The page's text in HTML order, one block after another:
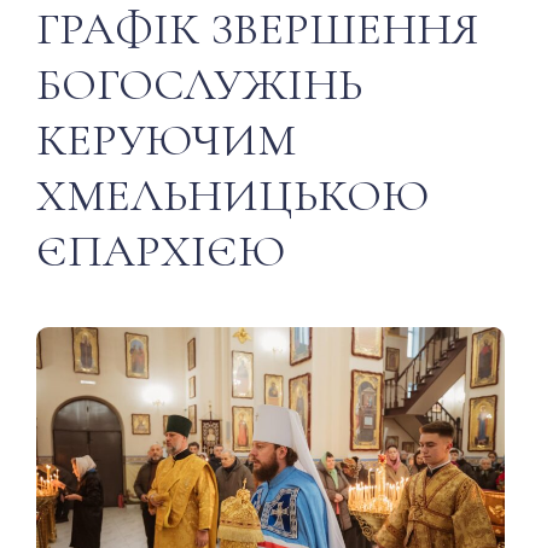
ГРАФІК ЗВЕРШЕННЯ
БОГОСЛУЖІНЬ
КЕРУЮЧИМ
ХМЕЛЬНИЦЬКОЮ
ЄПАРХІЄЮ